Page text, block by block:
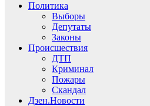
Политика
Выборы
Депутаты
Законы
Происшествия
ДТП
Криминал
Пожары
Скандал
Дзен.Новости